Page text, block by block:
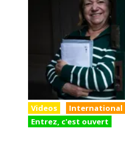
Videos International
Entrez, c'est ouvert